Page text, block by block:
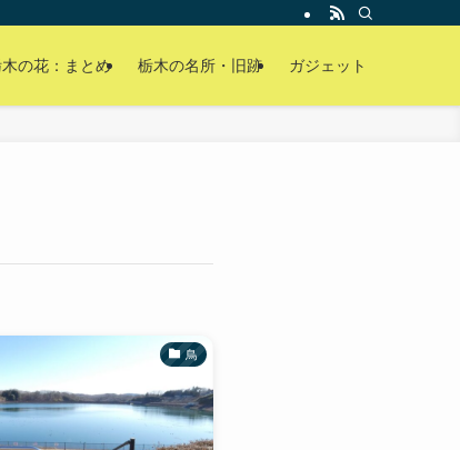
の花：まとめ 栃木の名所・旧跡 ガジェット
鳥